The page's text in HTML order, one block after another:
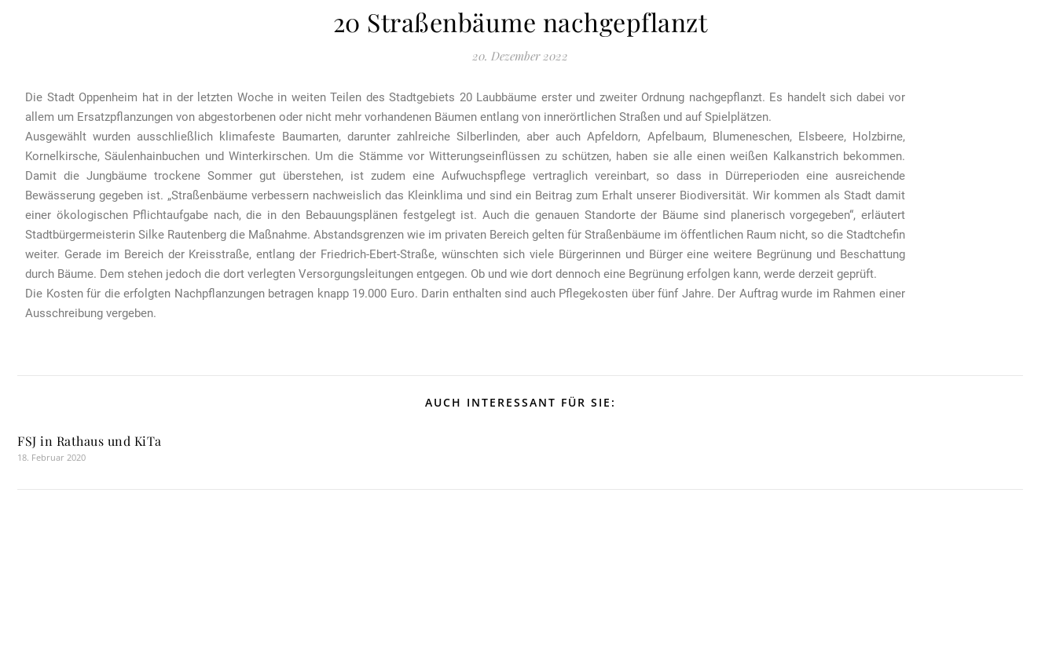
20 Straßenbäume nachgepflanzt
20. Dezember 2022
Die Stadt Oppenheim hat in der letzten Woche in weiten Teilen des Stadtgebiets 20 Laubbäume erster und zweiter Ordnung nachgepflanzt. Es handelt sich dabei vor
allem um Ersatzpflanzungen von abgestorbenen oder nicht mehr vorhandenen Bäumen entlang von innerörtlichen Straßen und auf Spielplätzen.
Ausgewählt wurden ausschließlich klimafeste Baumarten, darunter zahlreiche Silberlinden, aber auch Apfeldorn, Apfelbaum, Blumeneschen, Elsbeere, Holzbirne,
Kornelkirsche, Säulenhainbuchen und Winterkirschen. Um die Stämme vor Witterungseinflüssen zu schützen, haben sie alle einen weißen Kalkanstrich bekommen.
Damit die Jungbäume trockene Sommer gut überstehen, ist zudem eine Aufwuchspflege vertraglich vereinbart, so dass in Dürreperioden eine ausreichende
Bewässerung gegeben ist. „Straßenbäume verbessern nachweislich das Kleinklima und sind ein Beitrag zum Erhalt unserer Biodiversität. Wir kommen als Stadt damit
einer ökologischen Pflichtaufgabe nach, die in den Bebauungsplänen festgelegt ist. Auch die genauen Standorte der Bäume sind planerisch vorgegeben“, erläutert
Stadtbürgermeisterin Silke Rautenberg die Maßnahme. Abstandsgrenzen wie im privaten Bereich gelten für Straßenbäume im öffentlichen Raum nicht, so die Stadtchefin
weiter. Gerade im Bereich der Kreisstraße, entlang der Friedrich-Ebert-Straße, wünschten sich viele Bürgerinnen und Bürger eine weitere Begrünung und Beschattung
durch Bäume. Dem stehen jedoch die dort verlegten Versorgungsleitungen entgegen. Ob und wie dort dennoch eine Begrünung erfolgen kann, werde derzeit geprüft.
Die Kosten für die erfolgten Nachpflanzungen betragen knapp 19.000 Euro. Darin enthalten sind auch Pflegekosten über fünf Jahre. Der Auftrag wurde im Rahmen einer
Ausschreibung vergeben.
AUCH INTERESSANT FÜR SIE:
FSJ in Rathaus und KiTa
18. Februar 2020